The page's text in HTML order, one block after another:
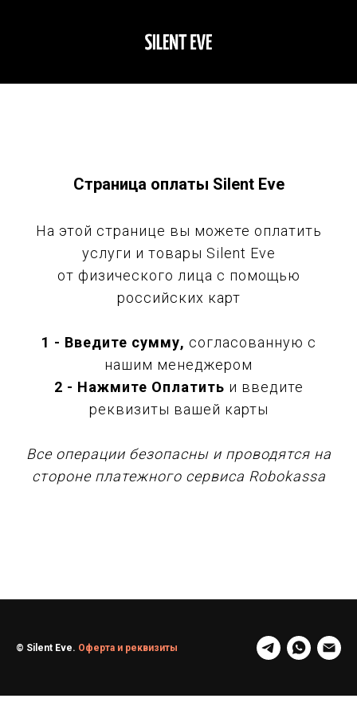
Страница оплаты Silent Eve
На этой странице вы можете оплатить
услуги и товары Silent Eve
от физического лица c помощью
российских карт
1 - Введите сумму, согласованную с
нашим менеджером
2 - Нажмите Оплатить и введите
реквизиты вашей карты
Все операции безопасны и проводятся на
стороне платежного сервиса Robokassa
© Silent Eve. Оферта и реквизиты